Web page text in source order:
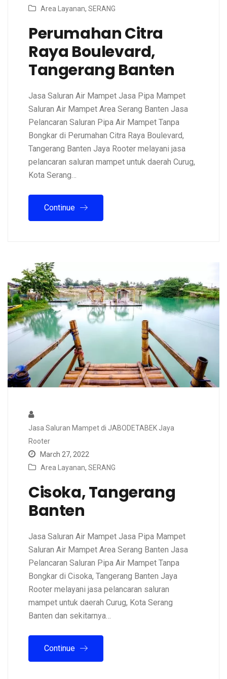
Area Layanan, SERANG
Perumahan Citra
Raya Boulevard,
Tangerang Banten
Jasa Saluran Air Mampet Jasa Pipa Mampet
Saluran Air Mampet Area Serang Banten Jasa
Pelancaran Saluran Pipa Air Mampet Tanpa
Bongkar di Perumahan Citra Raya Boulevard,
Tangerang Banten Jaya Rooter melayani jasa
pelancaran saluran mampet untuk daerah Curug,
Kota Serang…
Continue
Jasa Saluran Mampet di JABODETABEK Jaya
Rooter
March 27, 2022
Area Layanan, SERANG
Cisoka, Tangerang
Banten
Jasa Saluran Air Mampet Jasa Pipa Mampet
Saluran Air Mampet Area Serang Banten Jasa
Pelancaran Saluran Pipa Air Mampet Tanpa
Bongkar di Cisoka, Tangerang Banten Jaya
Rooter melayani jasa pelancaran saluran
mampet untuk daerah Curug, Kota Serang
Banten dan sekitarnya…
Continue